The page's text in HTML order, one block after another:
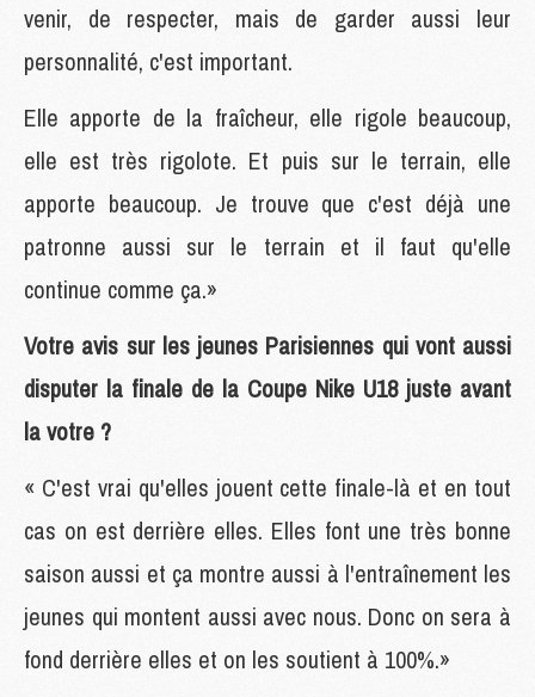
venir, de respecter, mais de garder aussi leur
personnalité, c'est important.
Elle apporte de la fraîcheur, elle rigole beaucoup,
elle est très rigolote. Et puis sur le terrain, elle
apporte beaucoup. Je trouve que c'est déjà une
patronne aussi sur le terrain et il faut qu'elle
continue comme ça.»
Votre avis sur les jeunes Parisiennes qui vont aussi
disputer la finale de la Coupe Nike U18 juste avant
la votre ?
« C'est vrai qu'elles jouent cette finale-là et en tout
cas on est derrière elles. Elles font une très bonne
saison aussi et ça montre aussi à l'entraînement les
jeunes qui montent aussi avec nous. Donc on sera à
fond derrière elles et on les soutient à 100%.»